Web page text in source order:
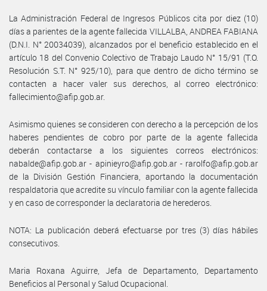
La Administración Federal de Ingresos Públicos cita por diez (10)
días a parientes de la agente fallecida VILLALBA, ANDREA FABIANA
(D.N.I. N° 20034039), alcanzados por el beneficio establecido en el
artículo 18 del Convenio Colectivo de Trabajo Laudo N° 15/91 (T.O.
Resolución S.T. N° 925/10), para que dentro de dicho término se
contacten a hacer valer sus derechos, al correo electrónico:
fallecimiento@afip.gob.ar.
Asimismo quienes se consideren con derecho a la percepción de los
haberes pendientes de cobro por parte de la agente fallecida
deberán contactarse a los siguientes correos electrónicos:
nabalde@afip.gob.ar - apinieyro@afip.gob.ar - rarolfo@afip.gob.ar
de la División Gestión Financiera, aportando la documentación
respaldatoria que acredite su vínculo familiar con la agente fallecida
y en caso de corresponder la declaratoria de herederos.
NOTA: La publicación deberá efectuarse por tres (3) días hábiles
consecutivos.
Maria Roxana Aguirre, Jefa de Departamento, Departamento
Beneficios al Personal y Salud Ocupacional.